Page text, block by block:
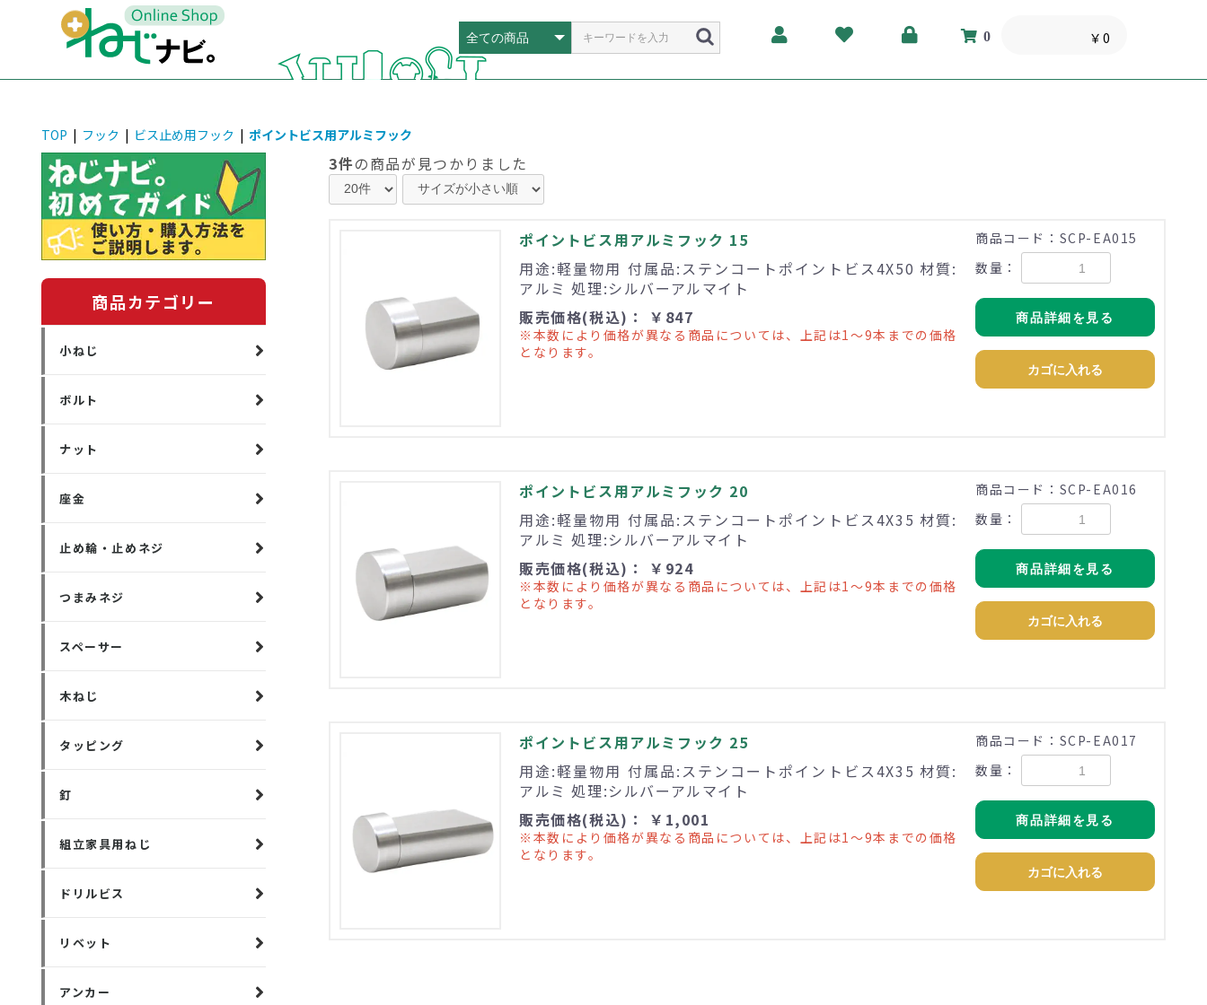
0 ￥0
TOP | フック | ビス止め用フック | ポイントビス用アルミフック
商品カテゴリー
小ねじ
ボルト
ナット
座金
止め輪・止めネジ
つまみネジ
スペーサー
木ねじ
タッピング
釘
組立家具用ねじ
ドリルビス
リベット
アンカー
3件の商品が見つかりました
ポイントビス用アルミフック 15
用途:軽量物用 付属品:ステンコートポイントビス4X50 材質:
アルミ 処理:シルバーアルマイト
販売価格(税込)： ￥847
※本数により価格が異なる商品については、上記は1～9本までの価格
となります。
商品コード：SCP-EA015
数量：
商品詳細を見る
カゴに入れる
ポイントビス用アルミフック 20
用途:軽量物用 付属品:ステンコートポイントビス4X35 材質:
アルミ 処理:シルバーアルマイト
販売価格(税込)： ￥924
※本数により価格が異なる商品については、上記は1～9本までの価格
となります。
商品コード：SCP-EA016
数量：
商品詳細を見る
カゴに入れる
ポイントビス用アルミフック 25
用途:軽量物用 付属品:ステンコートポイントビス4X35 材質:
アルミ 処理:シルバーアルマイト
販売価格(税込)： ￥1,001
※本数により価格が異なる商品については、上記は1～9本までの価格
となります。
商品コード：SCP-EA017
数量：
商品詳細を見る
カゴに入れる